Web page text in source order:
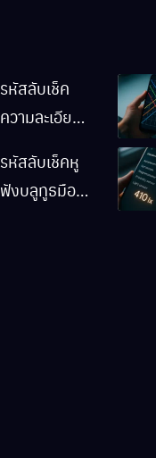
รหัสลับเช็ค
ความละเอียด
Android ทำ
ยังไง
รหัสลับเช็คหู
ฟังบลูทูธมือ